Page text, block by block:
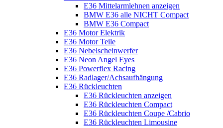
E36 Mittelarmlehnen anzeigen
BMW E36 alle NICHT Compact
BMW E36 Compact
E36 Motor Elektrik
E36 Motor Teile
E36 Nebelscheinwerfer
E36 Neon Angel Eyes
E36 Powerflex Racing
E36 Radlager/Achsaufhängung
E36 Rückleuchten
E36 Rückleuchten anzeigen
E36 Rückleuchten Compact
E36 Rückleuchten Coupe /Cabrio
E36 Rückleuchten Limousine